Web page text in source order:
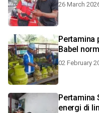
26 March
Pertamina
Babel
02 February
Pertamina
energi di